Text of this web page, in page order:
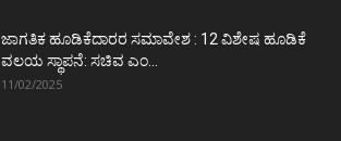
ಜಾಗತಿಕ ಹೂಡಿಕೆದಾರರ ಸಮಾವೇಶ : 12 ವಿಶೇಷ ಹೂಡಿಕೆ
ವಲಯ ಸ್ಥಾಪನೆ: ಸಚಿವ ಎಂ...
11/02/2025